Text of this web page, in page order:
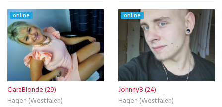
online
ClaraBlonde (29)
Hagen (Westfalen)
online
Johnny8 (24)
Hagen (Westfalen)